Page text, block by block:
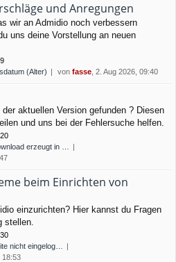
und Anregungen
wir an Admidio noch verbessern
uns deine Vorstellung an neuen
(Alter) von fasse , 2. Aug 2026, 09:40
aktuellen Version gefunden ? Diesen
und uns bei der Fehlersuche helfen.
erzeugt in …
beim Einrichten von
einzurichten? Hier kannst du Fragen
stellen.
nicht eingelog…
18:53